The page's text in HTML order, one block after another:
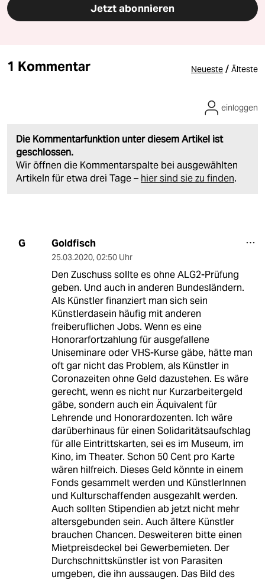
Jetzt abonnieren
1 Kommentar Neueste / Älteste
Die Kommentarfunktion unter diesem Artikel ist
geschlossen.
Wir öffnen die Kommentarspalte bei ausgewählten
Artikeln für etwa drei Tage – hier sind sie zu finden.
einloggen
G Goldfisch
25.03.2020, 02:50 Uhr
Den Zuschuss sollte es ohne ALG2-Prüfung
geben. Und auch in anderen Bundesländern.
Als Künstler finanziert man sich sein
Künstlerdasein häufig mit anderen
freiberuflichen Jobs. Wenn es eine
Honorarfortzahlung für ausgefallene
Uniseminare oder VHS-Kurse gäbe, hätte man
oft gar nicht das Problem, als Künstler in
Coronazeiten ohne Geld dazustehen. Es wäre
gerecht, wenn es nicht nur Kurzarbeitergeld
gäbe, sondern auch ein Äquivalent für
Lehrende und Honorardozenten. Ich wäre
darüberhinaus für einen Solidaritätsaufschlag
für alle Eintrittskarten, sei es im Museum, im
Kino, im Theater. Schon 50 Cent pro Karte
wären hilfreich. Dieses Geld könnte in einem
Fonds gesammelt werden und KünstlerInnen
und Kulturschaffenden ausgezahlt werden.
Auch sollten Stipendien ab jetzt nicht mehr
altersgebunden sein. Auch ältere Künstler
brauchen Chancen. Desweiteren bitte einen
Mietpreisdeckel bei Gewerbemieten. Der
Durchschnittskünstler ist von Parasiten
umgeben, die ihn aussaugen. Das Bild des